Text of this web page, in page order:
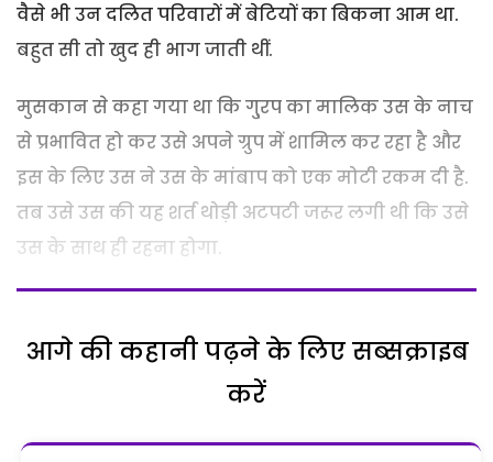
वैसे भी उन दलित परिवारों में बेटियों का बिकना आम था.
बहुत सी तो खुद ही भाग जाती थीं.
मुसकान से कहा गया था कि गु्रप का मालिक उस के नाच
से प्रभावित हो कर उसे अपने ग्रुप में शामिल कर रहा है और
इस के लिए उस ने उस के मांबाप को एक मोटी रकम दी है.
तब उसे उस की यह शर्त थोड़ी अटपटी जरूर लगी थी कि उसे
उस के साथ ही रहना होगा.
आगे की कहानी पढ़ने के लिए सब्सक्राइब
करें